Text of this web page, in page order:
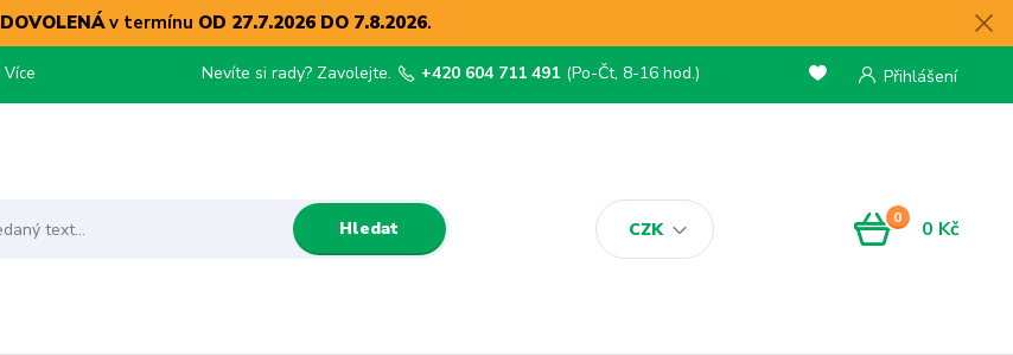
DOVOLENÁv termínu OD 27.7.2026 DO 7.8.2026.
Více
CZK
Přihlášení
Hledat
Nevíte si rady? Zavolejte. +420 604 711 491 (Po-Čt, 8-16 hod.)
0 0 Kč